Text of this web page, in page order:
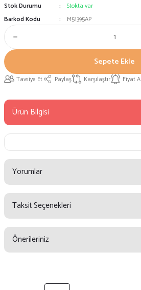
Stok Durumu
Stokta var
Barkod Kodu
M51395AP
Sepete Ekle
Tavsiye Et Paylaş Karşılaştır Fiyat
Ürün Bilgisi
Yorumlar
Yorum Yaz
Taksit Seçenekleri
Önerileriniz
yetersiz gördüğünüz noktaları öneri formunu